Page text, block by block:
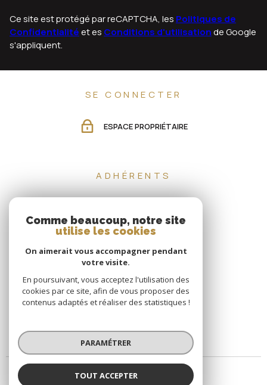
Ce site est protégé par reCAPTCHA, les Politiques de
Confidentialitéet es Conditions d'utilisationde Google
s'appliquent.
SE CONNECTER
ESPACE PROPRIÉTAIRE
ADHÉRENTS
Comme beaucoup, notre site
utilise les cookies
On aimerait vous accompagner pendant
votre visite.
En poursuivant, vous acceptez l'utilisation des
cookies par ce site, afin de vous proposer des
contenus adaptés et réaliser des statistiques !
PARAMÉTRER
TOUT ACCEPTER